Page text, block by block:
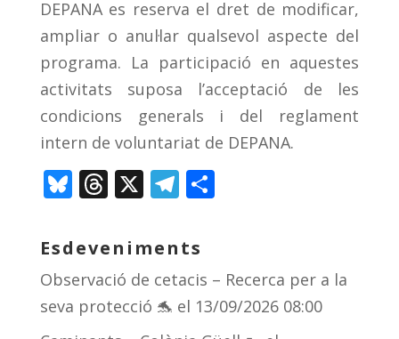
DEPANA es reserva el dret de modificar,
ampliar o anul·lar qualsevol aspecte del
programa. La participació en aquestes
activitats suposa l’acceptació de les
condicions generals i del reglament
intern de voluntariat de DEPANA.
Bl
e
sk
y
T
re
a
d
s
X T
e
gr
a
m
C
p
ar
te
Esdeveniments
Observació de cetacis – Recerca per a la
seva protecció 🐬 el 13/09/2026 08:00